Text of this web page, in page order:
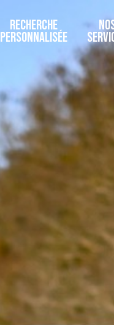
RECHERCHE
PERSONNALISÉE